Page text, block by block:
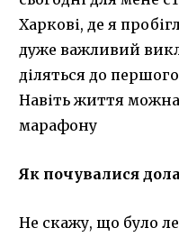
Харкові, де я
дуже важливий
діляться до
Навіть життя можна
марафону
Як почувалися
Не скажу, що було